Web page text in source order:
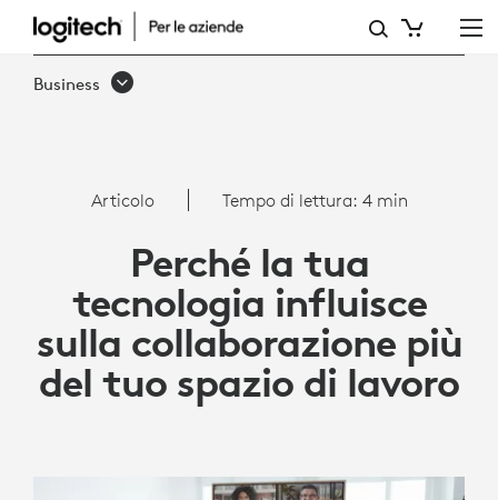
ARTICOLO:
PERCHÉ
TECNOLOGIA
INFLUISCE
COLLABORAZIONE
PIÙ
DEL
Business
Articolo Tempo di lettura: 4 min
Perché la tua
tecnologia influisce
sulla collaborazione più
del tuo spazio di lavoro